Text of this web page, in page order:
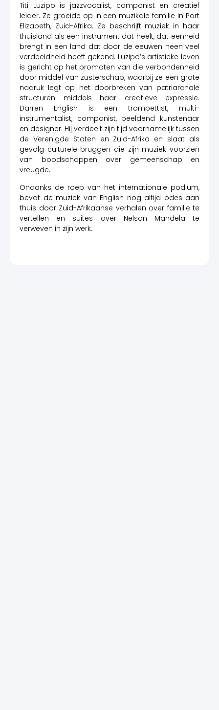
Titi Luzipo is jazzvocalist, componist en creatief
leider. Ze groeide op in een muzikale familie in Port
Elizabeth, Zuid-Afrika. Ze beschrijft muziek in haar
thuisland als een instrument dat heelt, dat eenheid
brengt in een land dat door de eeuwen heen veel
verdeeldheid heeft gekend. Luzipo’s artistieke leven
is gericht op het promoten van die verbondenheid
door middel van zusterschap, waarbij ze een grote
nadruk legt op het doorbreken van patriarchale
structuren middels haar creatieve expressie.
Darren English is een trompettist, multi-
instrumentalist, componist, beeldend kunstenaar
en designer. Hij verdeelt zijn tijd voornamelijk tussen
de Verenigde Staten en Zuid-Afrika en slaat als
gevolg culturele bruggen die zijn muziek voorzien
van boodschappen over gemeenschap en
vreugde.
Ondanks de roep van het internationale podium,
bevat de muziek van English nog altijd odes aan
thuis door Zuid-Afrikaanse verhalen over familie te
vertellen en suites over Nelson Mandela te
verweven in zijn werk.